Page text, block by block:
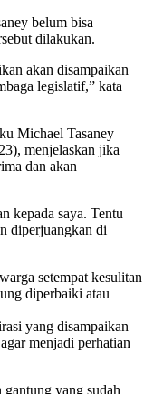
belum bisa
dilakukan.
akan disampaikan
legislatif,” kata
Michael Tasaney
menjelaskan jika
dan akan
kepada saya. Tentu
diperjuangkan di
setempat kesulitan
diperbaiki atau
yang disampaikan
menjadi perhatian
gantung yang sudah